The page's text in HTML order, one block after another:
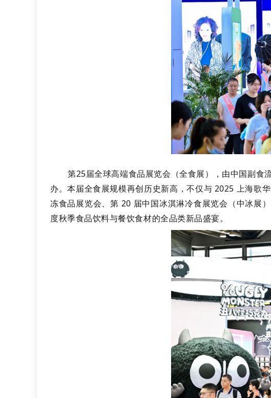
第25届全球高端食品展览会（全食展），由中国副食
办。本届全食展规模再创历史新高，不仅与 2025 上海
冻食品展览会、第 20 届中国冰淇淋冷食展览会（中冰展
度秋季食品饮料与餐饮食材的全品类新品盛宴。